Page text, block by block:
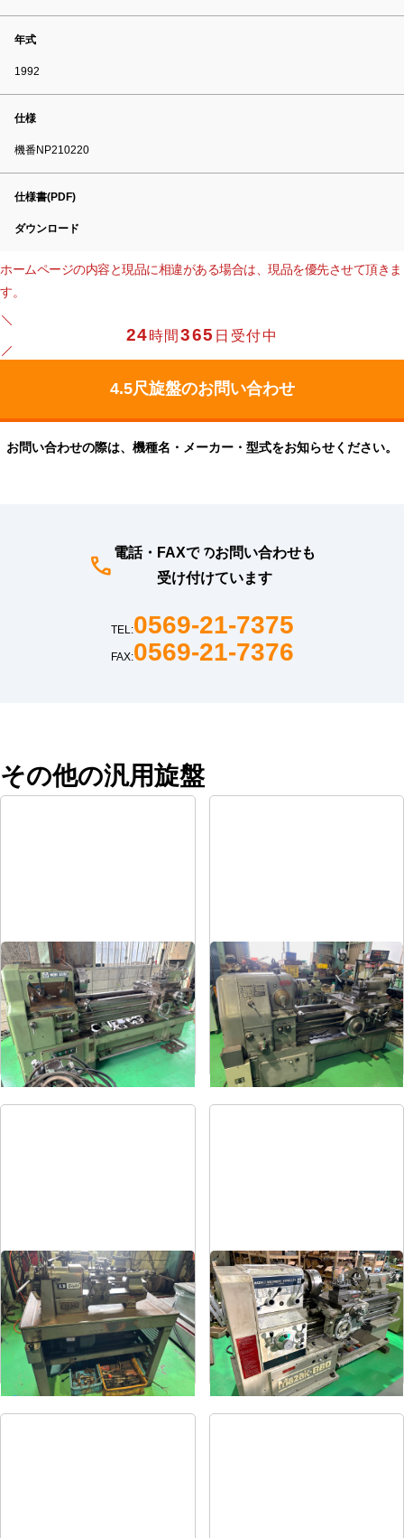
年式
1992
仕様
機番NP210220
仕様書(PDF)
ダウンロード
ホームページの内容と現品に相違がある場合は、現品を優先させて頂きま
す。
24時間365 日受付中
お問い合わせの際は、機種名・メーカー・型式をお知らせください。
電話・FAXでのお問い合わせも
受け付けています
TEL:0569-21-7375
FAX:0569-21-7376
その他の汎用旋盤
8尺旋盤
メーカー 森精機
形 式MS-1250
年 式-
6尺旋盤
メーカー オークマ
形 式LS-800
年 式1986
卓上旋盤
メーカー エグロ
形 式LB8-4B
式1973
6尺旋盤
メーカー マザック
形 式MK-860S
年 式1989